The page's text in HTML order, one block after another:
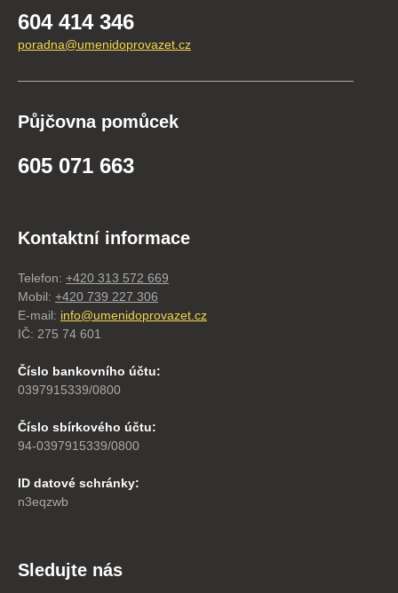
604 414 346
poradna@umenidoprovazet.cz
Půjčovna pomůcek
605 071 663
Kontaktní informace
Telefon: +420 313 572 669
Mobil: +420 739 227 306
E-mail: info@umenidoprovazet.cz
IČ: 275 74 601
Číslo bankovního účtu:
0397915339/0800
Číslo sbírkového účtu:
94-0397915339/0800
ID datové schránky:
n3eqzwb
Sledujte nás